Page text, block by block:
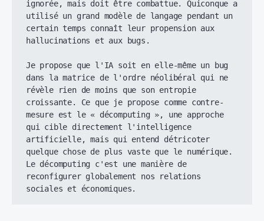
ignorée, mais doit être combattue. Quiconque a
utilisé un grand modèle de langage pendant un
certain temps connaît leur propension aux
hallucinations et aux bugs.
Je propose que l'IA soit en elle-même un bug
dans la matrice de l'ordre néolibéral qui ne
révèle rien de moins que son entropie
croissante. Ce que je propose comme contre-
mesure est le « décomputing », une approche
qui cible directement l'intelligence
artificielle, mais qui entend détricoter
quelque chose de plus vaste que le numérique.
Le décomputing c'est une manière de
reconfigurer globalement nos relations
sociales et économiques.